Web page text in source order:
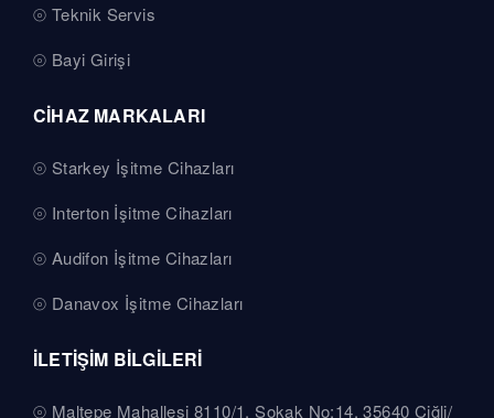
Teknik Servis
Bayi Girişi
CİHAZ MARKALARI
Starkey İşitme Cihazları
Interton İşitme Cihazları
Audifon İşitme Cihazları
Danavox İşitme Cihazları
İLETİŞİM BİLGİLERİ
Maltepe Mahallesi 8110/1. Sokak No:14, 35640 Çiğli/